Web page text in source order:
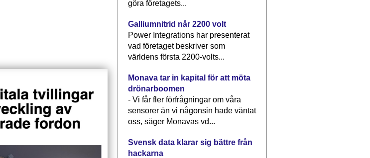
göra företagets...
Galliumnitrid når 2200 volt
Power Integrations har presenterat
vad företaget beskriver som
världens första 2200-volts...
Monava tar in kapital för att möta
drönarboomen
- Vi får fler förfrågningar om våra
sensorer än vi någonsin hade väntat
oss, säger Monavas vd...
Svensk data klarar sig bättre från
hackarna